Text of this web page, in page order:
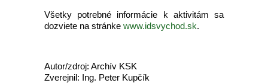
Všetky potrebné informácie k aktivitám sa
dozviete na stránke www.idsvychod.sk.
Autor/zdroj: Archív KSK
Zverejnil: Ing. Peter Kupčík